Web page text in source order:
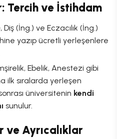
ve İstihdam
Diş (İng.) ve Eczacılık (İng.)
yazıp ücretli yerleşenlere
Ebelik, Anestezi gibi
ilk sıralarda yerleşen
üniversitenin kendi
sunulur.
ve Ayrıcalıklar